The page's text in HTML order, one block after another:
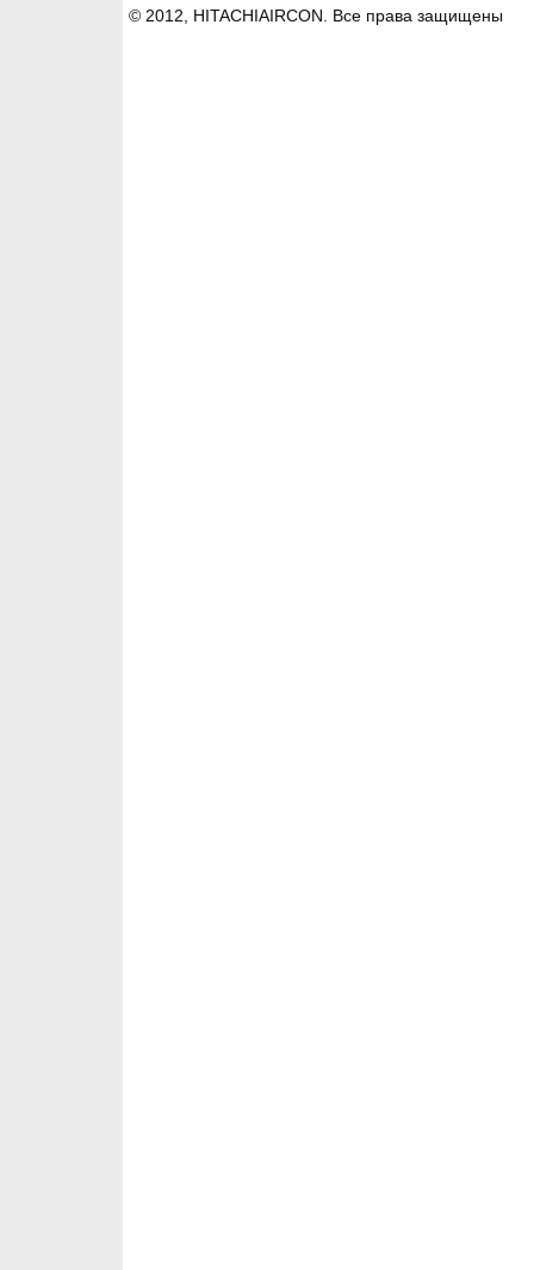
© 2012, HITACHIAIRCON. Все права защищены